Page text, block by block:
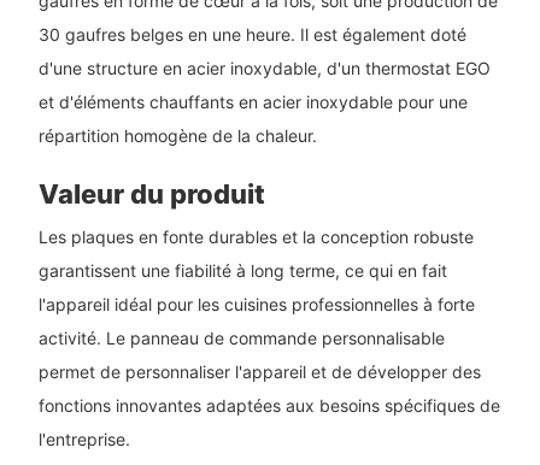
30 gaufres belges en une heure. Il est également doté
d'une structure en acier inoxydable, d'un thermostat EGO
et d'éléments chauffants en acier inoxydable pour une
répartition homogène de la chaleur.
Valeur du produit
Les plaques en fonte durables et la conception robuste
garantissent une fiabilité à long terme, ce qui en fait
l'appareil idéal pour les cuisines professionnelles à forte
activité. Le panneau de commande personnalisable
permet de personnaliser l'appareil et de développer des
fonctions innovantes adaptées aux besoins spécifiques de
l'entreprise.